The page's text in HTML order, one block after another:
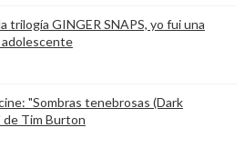
trilogía GINGER SNAPS, yo fui una
adolescente
"Sombras tenebrosas (Dark
de Tim Burton